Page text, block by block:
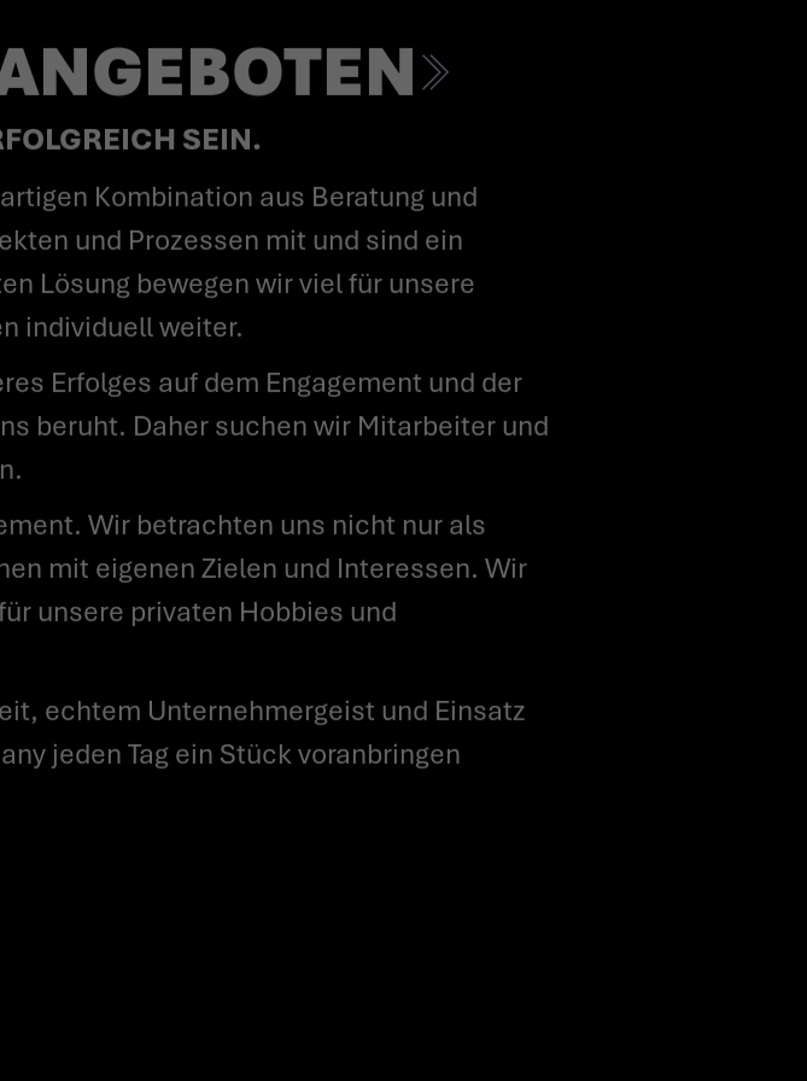
SEIN.
und Prozessen mit und sind ein
Lösung bewegen wir viel für unsere
individuell weiter.
beruht. Daher suchen wir Mitarbeiter und
mit eigenen Zielen und Interessen. Wir
unsere privaten Hobbies und
jeden Tag ein Stück voranbringen